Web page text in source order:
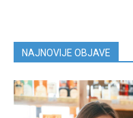
NAJNOVIJE OBJAVE